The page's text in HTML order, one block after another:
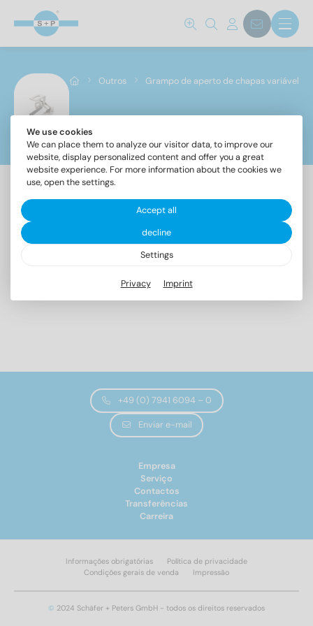
Outros Grampo de aperto de chapas variável
A2 (1)
Aplicar filtro
Item
+49 (0) 7941 6094 – 0
Enviar e-mail
Empresa
Serviço
Contactos
Transferências
Carreira
© 2024 Schäfer + Peters GmbH - todos os direitos reservados
Informações obrigatórias
Política de privacidade
Condições gerais de venda
Impressão
We use cookies
We can place them to analyze our visitor data, to improve our
website, display personalized content and offer you a great
website experience. For more information about the cookies we
use, open the settings.
Accept all
decline
Settings
Privacy Imprint